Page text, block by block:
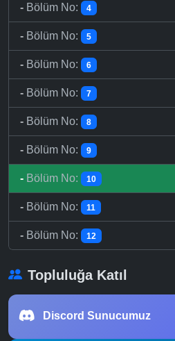
- Bölüm No: 4
- Bölüm No: 5
- Bölüm No: 6
- Bölüm No: 7
- Bölüm No: 8
- Bölüm No: 9
- Bölüm No: 10
- Bölüm No: 11
- Bölüm No: 12
Topluluğa Katıl
Discord Sunucumuz